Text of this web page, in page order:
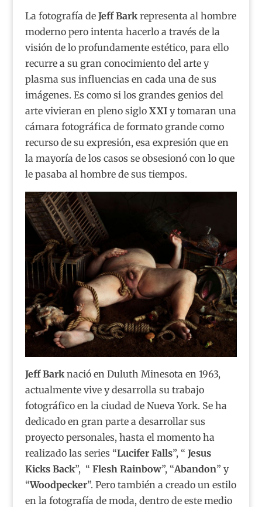
La fotografía de Jeff Barkrepresenta al hombre
moderno pero intenta hacerlo a través de la
visión de lo profundamente estético, para ello
recurre a su gran conocimiento del arte y
plasma sus influencias en cada una de sus
imágenes. Es como si los grandes genios del
arte vivieran en pleno siglo XXIy tomaran una
cámara fotográfica de formato grande como
recurso de su expresión, esa expresión que en
la mayoría de los casos se obsesionó con lo que
le pasaba al hombre de sus tiempos.
Jeff Barknació en Duluth Minesota en 1963,
actualmente vive y desarrolla su trabajo
fotográfico en la ciudad de Nueva York. Se ha
dedicado en gran parte a desarrollar sus
proyecto personales, hasta el momento ha
realizado las series “Lucifer Falls”, “ Jesus
Kicks Back”, “ Flesh Rainbow”, “Abandon” y
“Woodpecker”. Pero también a creado un estilo
en la fotografía de moda, dentro de este medio